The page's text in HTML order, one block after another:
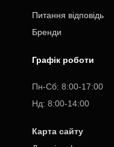
Питання відповідь
Бренди
Графік роботи
Пн-Cб: 8:00-17:00
Нд: 8:00-14:00
Карта сайту